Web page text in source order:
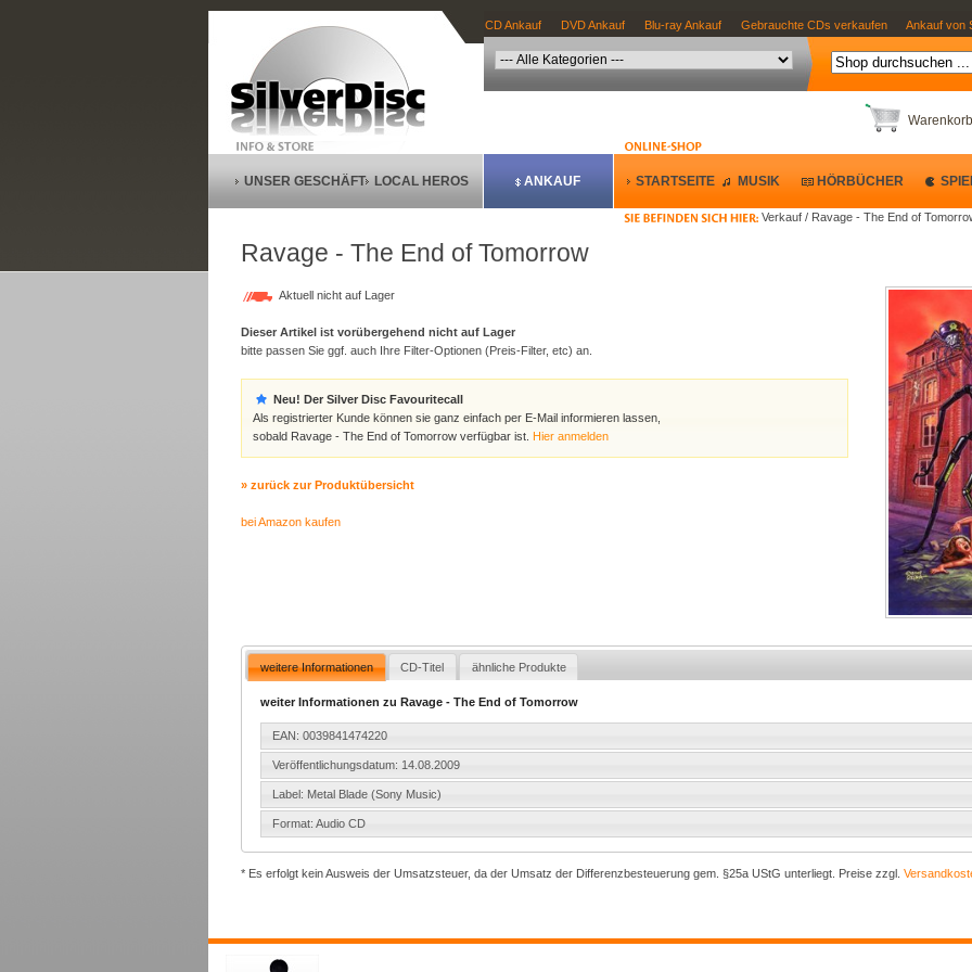
CD Ankauf DVD Ankauf Blu-ray Ankauf Gebrauchte CDs verkaufen Ankauf von
Warenkorb
Verkauf / Ravage - The End of
UNSER GESCHÄFT LOCAL HEROS ANKAUF STARTSEITE MUSIK HÖRBÜCHER
Ravage - The End of Tomorrow
Aktuell nicht auf Lager
Dieser Artikel ist vorübergehend nicht auf Lager
bitte passen Sie ggf. auch Ihre Filter-Optionen (Preis-Filter, etc) an.
Neu! Der Silver Disc Favouritecall
Als registrierter Kunde können sie ganz einfach per E-Mail informieren lassen,
sobald Ravage - The End of Tomorrow verfügbar ist. Hier anmelden
» zurück zur Produktübersicht
bei Amazon kaufen
weitere Informationen CD-Titel ähnliche Produkte
weiter Informationen zu Ravage - The End of Tomorrow
EAN: 0039841474220
Veröffentlichungsdatum: 14.08.2009
Label: Metal Blade (Sony Music)
Format: Audio CD
* Es erfolgt kein Ausweis der Umsatzsteuer, da der Umsatz der Differenzbesteuerung gem. §25a UStG unterliegt. Preise zzgl.